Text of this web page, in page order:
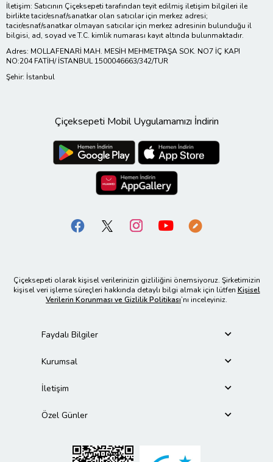
İletişim: Satıcının Çiçeksepeti tarafından teyit edilmiş iletişim bilgileri ile
birlikte tacir/esnaf/sanatkar olan satıcılar için merkez adresi;
tacir/esnaf/sanatkar olmayan satıcılar için merkez adresinin bulunduğu il
bilgisi, ad, soyad ve T.C. kimlik numarası kayıt altında bulunmaktadır.
Adres: MOLLAFENARİ MAH. MESİH MEHMETPAŞA SOK. NO7 İÇ KAPI
NO:204 FATİH/ İSTANBUL 1500046663/342/TUR
Şehir: İstanbul
Çiçeksepeti Mobil Uygulamamızı İndirin
Çiçeksepeti olarak kişisel verilerinizin gizliliğini önemsiyoruz. Şirketimizin
kişisel veri işleme süreçleri hakkında detaylı bilgi almak için lütfen Kişisel
Verilerin Korunması ve Gizlilik Politikası’nı inceleyiniz.
Faydalı Bilgiler
Kurumsal
İletişim
Özel Günler